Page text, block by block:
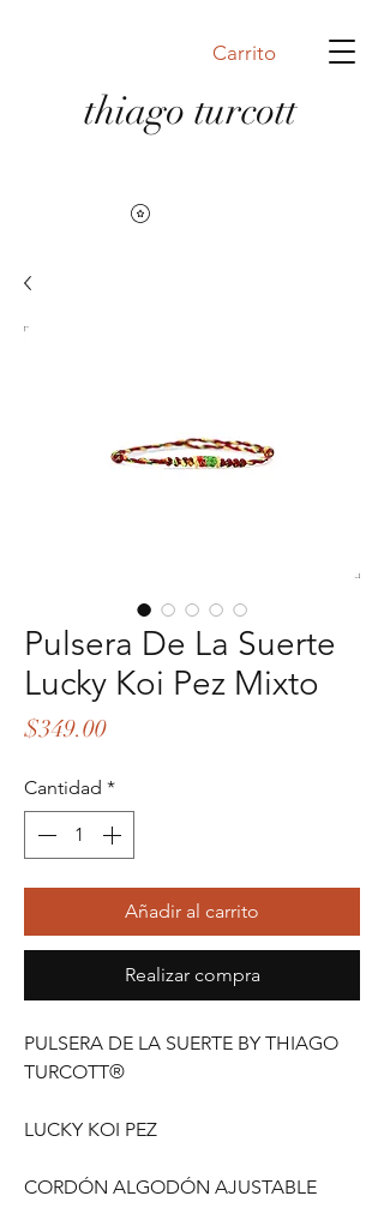
Carrito
thiago turcott
Pulsera De La Suerte
Lucky Koi Pez Mixto
$349.00Precio
Cantidad *
Añadir al carrito
Realizar compra
PULSERA DE LA SUERTE BY THIAGO
TURCOTT®
LUCKY KOI PEZ
CORDÓN ALGODÓN AJUSTABLE